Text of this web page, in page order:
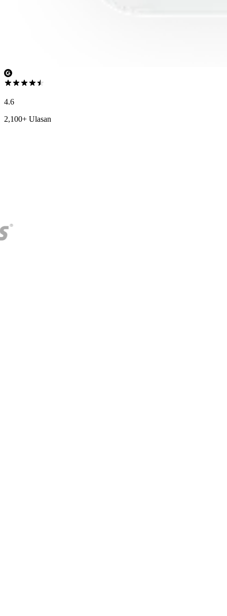
4.6
2,100+ Ulasan